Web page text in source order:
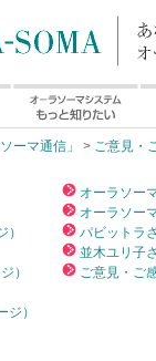
ーマ通信」 > ご意見・
）
）
オーラソー
オーラソー
パビットラ
並木ユリ子
ご意見・ご